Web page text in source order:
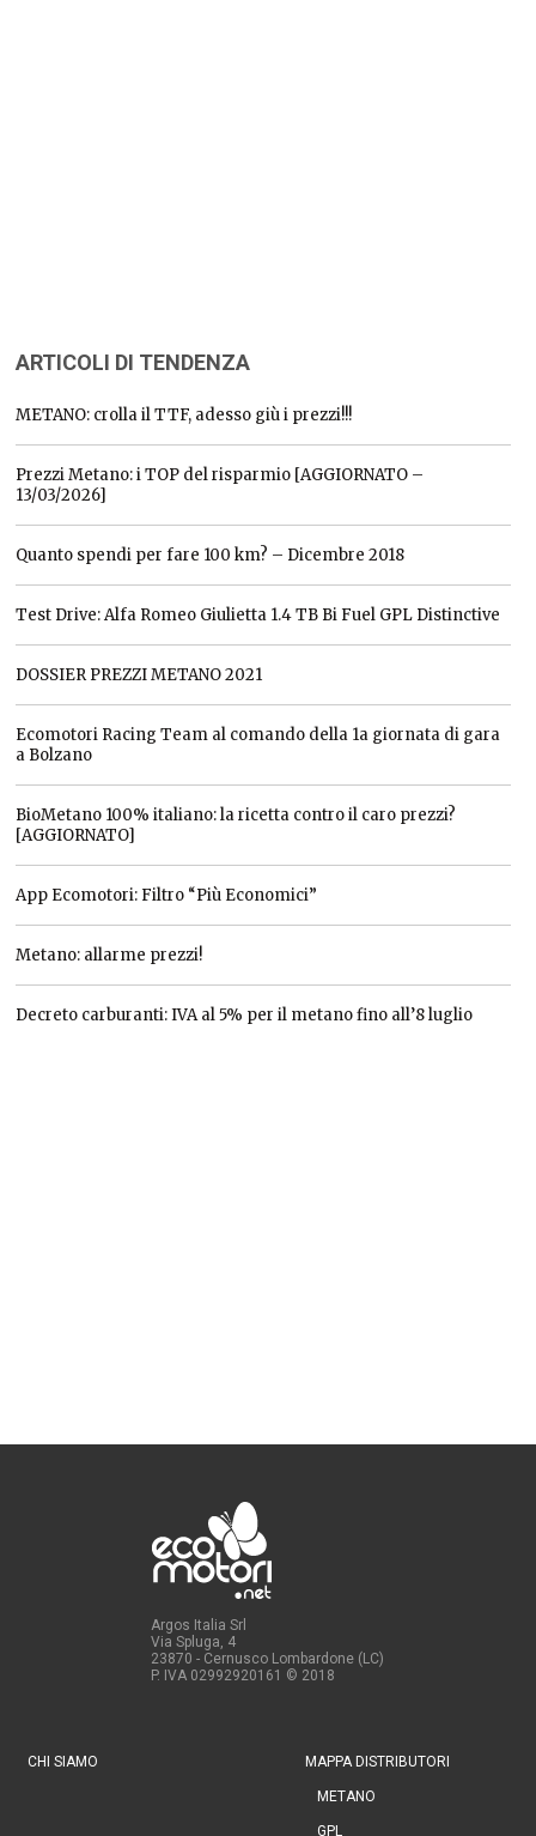
ARTICOLI DI TENDENZA
METANO: crolla il TTF, adesso giù i prezzi!!!
Prezzi Metano: i TOP del risparmio [AGGIORNATO –
13/03/2026]
Quanto spendi per fare 100 km? – Dicembre 2018
Test Drive: Alfa Romeo Giulietta 1.4 TB Bi Fuel GPL Distinctive
DOSSIER PREZZI METANO 2021
Ecomotori Racing Team al comando della 1a giornata di gara
a Bolzano
BioMetano 100% italiano: la ricetta contro il caro prezzi?
[AGGIORNATO]
App Ecomotori: Filtro “Più Economici”
Metano: allarme prezzi!
Decreto carburanti: IVA al 5% per il metano fino all’8 luglio
Argos Italia Srl
Via Spluga, 4
23870 - Cernusco Lombardone (LC)
P. IVA 02992920161 © 2018
CHI SIAMO MAPPA DISTRIBUTORI
METANO
GPL